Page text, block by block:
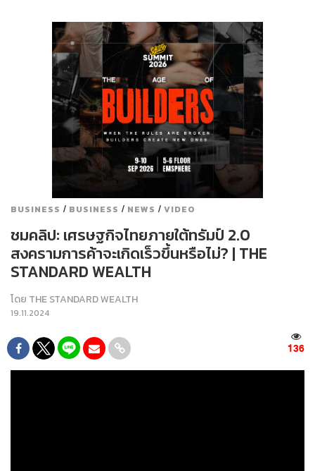
BUSINESS / BUSINESS / NEWS / VIDEO
ชมคลิป: เศรษฐกิจไทยภายใต้ทรัมป์ 2.0
สงครามการค้าจะเกิดเร็วขึ้นหรือไม่? | THE
STANDARD WEALTH
โดย THE STANDARD WEALTH
19.11.2024
136